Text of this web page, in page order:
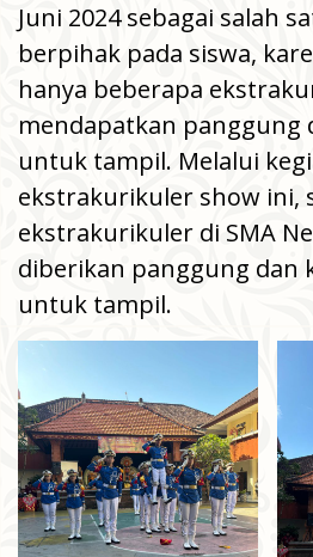
Juni 2024 sebagai salah
berpihak pada siswa,
hanya beberapa
mendapatkan panggung
untuk tampil. Melalui
ekstrakurikuler show ini,
ekstrakurikuler di SMA
diberikan panggung dan
untuk tampil.